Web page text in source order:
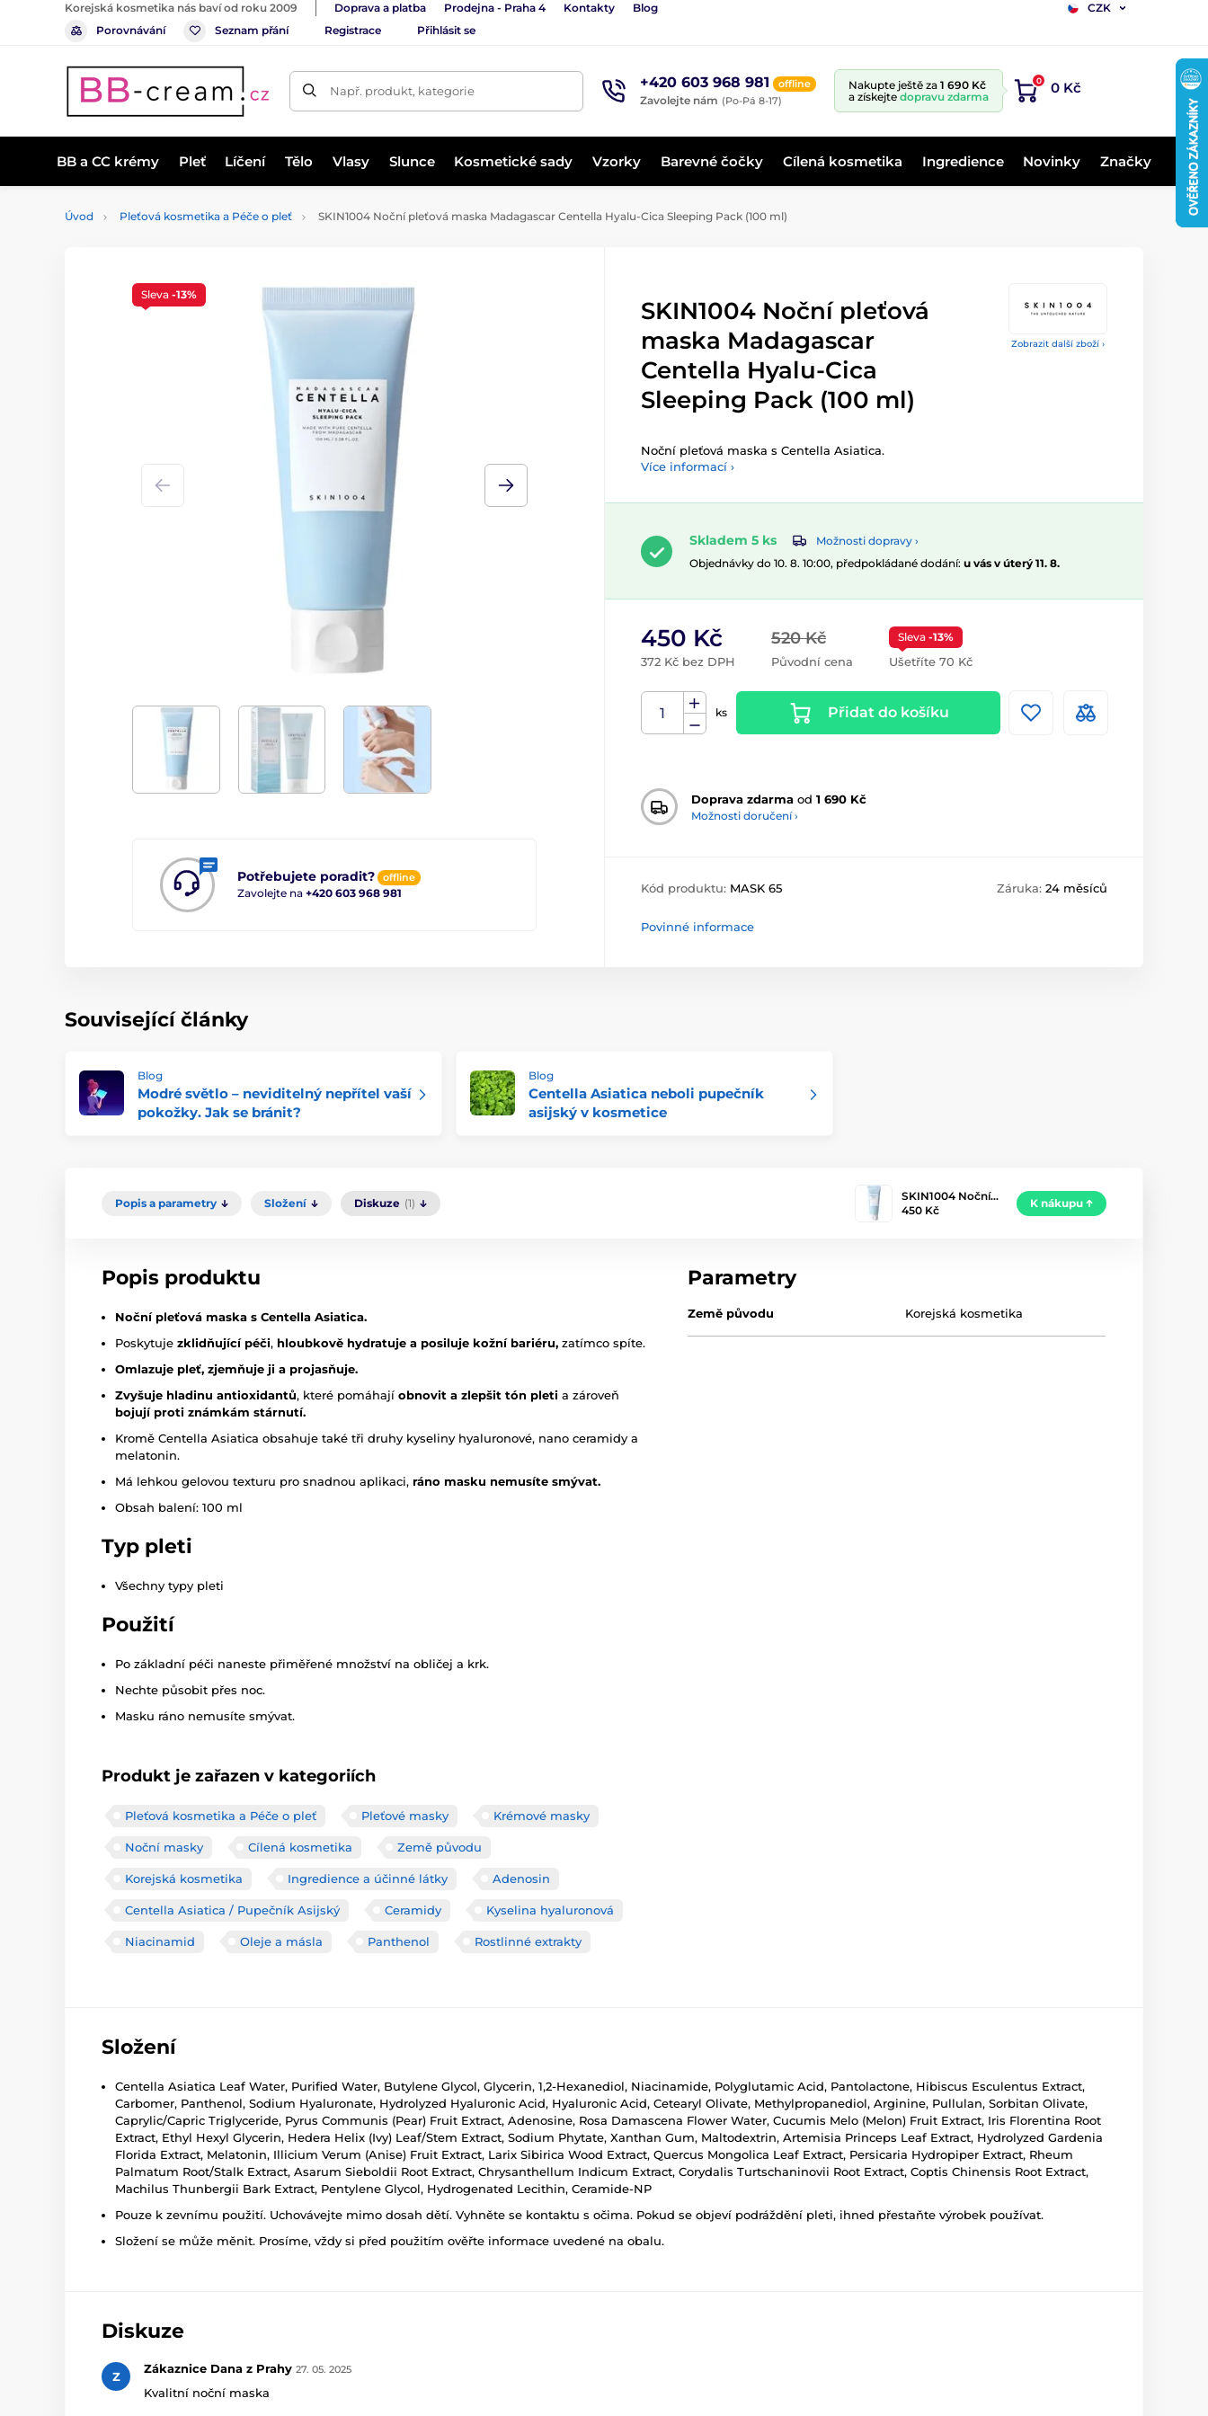
Korejská kosmetika nás baví od roku 2009 Doprava a platba Prodejna - Praha 4 Kontakty Blog
CZK
Porovnávání
Seznam přání Registrace Přihlásit se
Např. produkt, kategorie +420 603 968 981 offline
Zavolejte nám (Po-Pá 8-17)
Nakupte ještě za 1 690 Kč
a získejte dopravu zdarma
0 0 Kč
BB a CC krémy Pleť Líčení Tělo Vlasy Slunce Kosmetické sady Vzorky Barevné čočky Cílená kosmetika Ingredience Novinky Značky
Úvod Pleťová kosmetika a Péče o pleť SKIN1004 Noční pleťová maska Madagascar Centella Hyalu-Cica Sleeping Pack (100 ml)
Zobrazit další zboží ›
Potřebujete poradit? offline
Zavolejte na +420 603 968 981
Sleva -13%
SKIN1004 Noční pleťová
maska Madagascar
Centella Hyalu-Cica
Sleeping Pack (100 ml)
Noční pleťová maska s Centella Asiatica.
Více informací ›
Skladem 5 ks
Možnosti dopravy ›
Objednávky do 10. 8. 10:00, předpokládané dodání: u vás v úterý 11. 8.
520 Kč
Původní cena
450 Kč
372 Kč bez DPH
Sleva -13%
Ušetříte 70 Kč
ks Přidat do košíku
Doprava zdarma od 1 690 Kč
Možnosti doručení ›
Kód produktu: MASK 65 Záruka: 24 měsíců
Povinné informace
Související články
Blog
Modré světlo – neviditelný nepřítel vaší
pokožky. Jak se bránit?
Blog
Centella Asiatica neboli pupečník
asijský v kosmetice
Popis a parametry Složení Diskuze (1)
SKIN1004 Noční…
450 Kč
K nákupu
Popis produktu
Noční pleťová maska s Centella Asiatica.
Poskytuje zklidňující péči, hloubkově hydratuje a posiluje kožní bariéru, zatímco spíte.
Omlazuje pleť, zjemňuje ji a projasňuje.
Zvyšuje hladinu antioxidantů, které pomáhají obnovit a zlepšit tón pleti a zároveň
bojují proti známkám stárnutí.
Kromě Centella Asiatica obsahuje také tři druhy kyseliny hyaluronové, nano ceramidy a
melatonin.
Má lehkou gelovou texturu pro snadnou aplikaci, ráno masku nemusíte smývat.
Obsah balení: 100 ml
Typ pleti
Všechny typy pleti
Použití
Po základní péči naneste přiměřené množství na obličej a krk.
Nechte působit přes noc.
Masku ráno nemusíte smývat.
Produkt je zařazen v kategoriích
Pleťová kosmetika a Péče o pleť Pleťové masky Krémové masky
Noční masky Cílená kosmetika Země původu
Korejská kosmetika Ingredience a účinné látky Adenosin
Centella Asiatica / Pupečník Asijský Ceramidy Kyselina hyaluronová
Niacinamid Oleje a másla Panthenol Rostlinné extrakty
Parametry
Země původu Korejská kosmetika
Složení
Centella Asiatica Leaf Water, Purified Water, Butylene Glycol, Glycerin, 1,2-Hexanediol, Niacinamide, Polyglutamic Acid, Pantolactone, Hibiscus Esculentus Extract,
Carbomer, Panthenol, Sodium Hyaluronate, Hydrolyzed Hyaluronic Acid, Hyaluronic Acid, Cetearyl Olivate, Methylpropanediol, Arginine, Pullulan, Sorbitan Olivate,
Caprylic/Capric Triglyceride, Pyrus Communis (Pear) Fruit Extract, Adenosine, Rosa Damascena Flower Water, Cucumis Melo (Melon) Fruit Extract, Iris Florentina Root
Extract, Ethyl Hexyl Glycerin, Hedera Helix (Ivy) Leaf/Stem Extract, Sodium Phytate, Xanthan Gum, Maltodextrin, Artemisia Princeps Leaf Extract, Hydrolyzed Gardenia
Florida Extract, Melatonin, Illicium Verum (Anise) Fruit Extract, Larix Sibirica Wood Extract, Quercus Mongolica Leaf Extract, Persicaria Hydropiper Extract, Rheum
Palmatum Root/Stalk Extract, Asarum Sieboldii Root Extract, Chrysanthellum Indicum Extract, Corydalis Turtschaninovii Root Extract, Coptis Chinensis Root Extract,
Machilus Thunbergii Bark Extract, Pentylene Glycol, Hydrogenated Lecithin, Ceramide-NP
Pouze k zevnímu použití. Uchovávejte mimo dosah dětí. Vyhněte se kontaktu s očima. Pokud se objeví podráždění pleti, ihned přestaňte výrobek používat.
Složení se může měnit. Prosíme, vždy si před použitím ověřte informace uvedené na obalu.
Diskuze
Z
Zákaznice Dana z Prahy 27. 05. 2025
Kvalitní noční maska